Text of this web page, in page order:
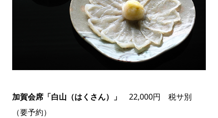
加賀会席「白山（はくさん）」
22,000円 税サ別
（要予約）